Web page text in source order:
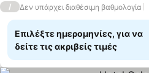
/ Δεν υπάρχει διαθέσιμη βαθμολογία
Επιλέξτε ημερομηνίες, για να
δείτε τις ακριβείς τιμές